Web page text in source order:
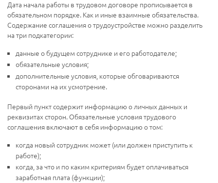
Дата начала работы в трудовом договоре прописывается в
обязательном порядке. Как и иные взаимные обязательства.
Содержание соглашения о трудоустройстве можно разделить
на три подкатегории:
данные о будущем сотруднике и его работодателе;
обязательные условия;
дополнительные условия, которые обговариваются
сторонами на их усмотрение.
Первый пункт содержит информацию о личных данных и
реквизитах сторон. Обязательные условия трудового
соглашения включают в себя информацию о том:
когда новый сотрудник может (или должен приступить к
работе);
когда, за что и по каким критериям будет оплачиваться
заработная плата (функции);